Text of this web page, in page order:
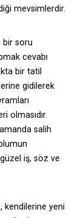
mevsimlerdir.
bir soru
cevabı
bir tatil
gidilerek
olmasıdır.
salih
iş, söz ve
kendilerine yeni